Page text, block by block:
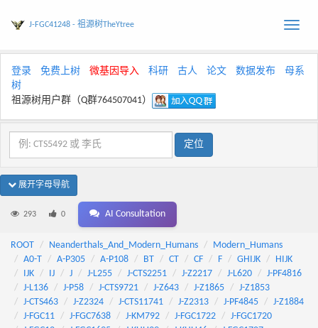
Toggle
J-FGC41248 - 祖源树TheYtree
登录 免费上树 微基因导入 科研 古人 论文 数据发布
母系
树
祖源树用户群（Q群764507041）
展开字母导航
293 0 AI Consultation
ROOT Neanderthals_And_Modern_Humans
Modern_Humans
A0-T
A-P305 A-P108 BT CT CF F GHIJK
HIJK
IJK
IJ J J-L255 J-CTS2251 J-Z2217 J-L620
J-PF4816
J-L136
J-P58 J-CTS9721 J-Z643 J-Z1865
J-Z1853
J-CTS463
J-Z2324 J-CTS11741 J-Z2313 J-PF4845
J-Z1884
J-FGC11
J-FGC7638 J-KM792 J-FGC1722
J-FGC1720